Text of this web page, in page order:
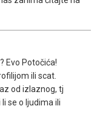
Evo Potočića!
ili scat.
od izlaznog, tj
se o ljudima ili